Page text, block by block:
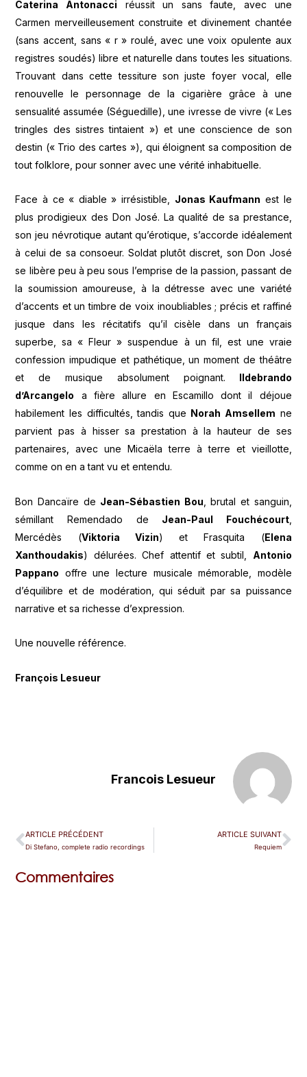
Caterina Antonacci réussit un sans faute, avec une
Carmen merveilleusement construite et divinement chantée
(sans accent, sans « r » roulé, avec une voix opulente aux
registres soudés) libre et naturelle dans toutes les situations.
Trouvant dans cette tessiture son juste foyer vocal, elle
renouvelle le personnage de la cigarière grâce à une
sensualité assumée (Séguedille), une ivresse de vivre (« Les
tringles des sistres tintaient ») et une conscience de son
destin (« Trio des cartes »), qui éloignent sa composition de
tout folklore, pour sonner avec une vérité inhabituelle.
Face à ce « diable » irrésistible, Jonas Kaufmann est le
plus prodigieux des Don José. La qualité de sa prestance,
son jeu névrotique autant qu’érotique, s’accorde idéalement
à celui de sa consoeur. Soldat plutôt discret, son Don José
se libère peu à peu sous l’emprise de la passion, passant de
la soumission amoureuse, à la détresse avec une variété
d’accents et un timbre de voix inoubliables ; précis et raffiné
jusque dans les récitatifs qu’il cisèle dans un français
superbe, sa « Fleur » suspendue à un fil, est une vraie
confession impudique et pathétique, un moment de théâtre
et de musique absolument poignant. Ildebrando
d’Arcangelo a fière allure en Escamillo dont il déjoue
habilement les difficultés, tandis que Norah Amsellem ne
parvient pas à hisser sa prestation à la hauteur de ses
partenaires, avec une Micaëla terre à terre et vieillotte,
comme on en a tant vu et entendu.
Bon Dancaïre de Jean-Sébastien Bou , brutal et sanguin,
sémillant Remendado de Jean-Paul Fouchécourt,
Mercédès (Viktoria Vizin) et Frasquita (Elena
Xanthoudakis) délurées. Chef attentif et subtil, Antonio
Pappano offre une lecture musicale mémorable, modèle
d’équilibre et de modération, qui séduit par sa puissance
narrative et sa richesse d’expression.
Une nouvelle référence.
François Lesueur
Francois Lesueur
ARTICLE PRÉCÉDENT
Di Stefano, complete radio recordings
ARTICLE SUIVANT
Requiem
Commentaires